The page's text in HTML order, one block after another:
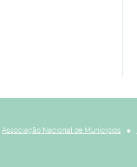
Associação Nacional de Municípios